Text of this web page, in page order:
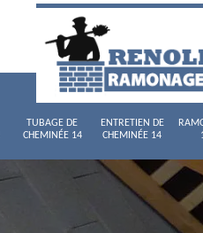
TUBAGE DE
CHEMINÉE 14
ENTRETIEN DE
CHEMINÉE 14